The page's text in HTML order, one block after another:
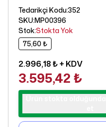
Tedarikçi Kodu:352
SKU:MP00396
Stok:Stokta Yok
75,60 ₺
2.996,18 ₺+ KDV
3.595,42 ₺